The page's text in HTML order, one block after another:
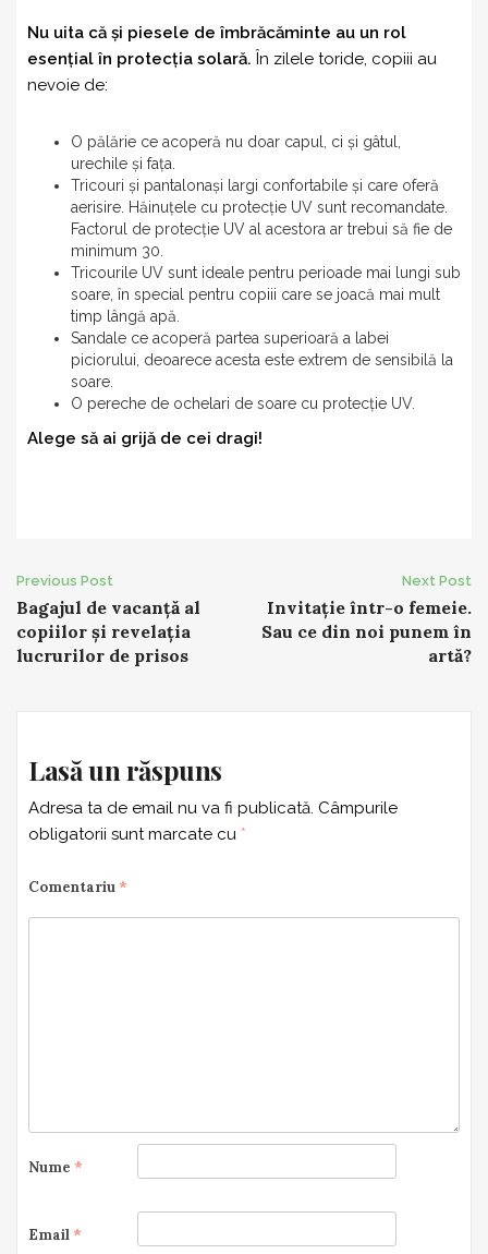
Nu uita că și piesele de îmbrăcăminte au un rol
esențial în protecția solară. În zilele toride, copiii au
nevoie de:
O pălărie ce acoperă nu doar capul, ci și gâtul,
urechile și fața.
Tricouri și pantalonași largi confortabile și care oferă
aerisire. Hăinuțele cu protecție UV sunt recomandate.
Factorul de protecție UV al acestora ar trebui să fie de
minimum 30.
Tricourile UV sunt ideale pentru perioade mai lungi sub
soare, în special pentru copiii care se joacă mai mult
timp lângă apă.
Sandale ce acoperă partea superioară a labei
piciorului, deoarece acesta este extrem de sensibilă la
soare.
O pereche de ochelari de soare cu protecție UV.
Alege să ai grijă de cei dragi!
Post
navigation
Previous Post
Bagajul de vacanță al
copiilor și revelația
lucrurilor de prisos
Next Post
Invitație într-o femeie.
Sau ce din noi punem în
artă?
Lasă un răspuns
Adresa ta de email nu va fi publicată. Câmpurile
obligatorii sunt marcate cu *
Comentariu *
Nume *
Email *